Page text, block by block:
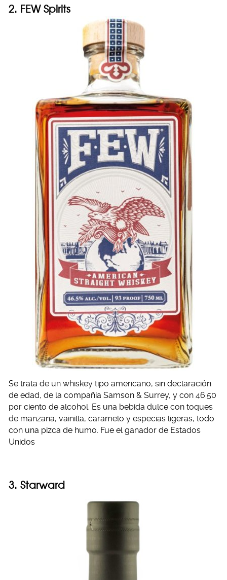
2. FEW Spirits
Se trata de un whiskey tipo americano, sin declaración
de edad, de la compañía Samson & Surrey, y con 46.50
por ciento de alcohol. Es una bebida dulce con toques
de manzana, vainilla, caramelo y especias ligeras, todo
con una pizca de humo. Fue el ganador de Estados
Unidos
3. Starward